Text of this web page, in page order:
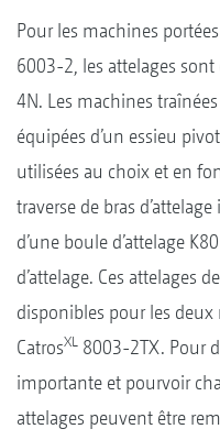
Pour les machines
6003-2, les attelages
4N. Les machines traînées
équipées d’un essieu
utilisées au choix et en
traverse de bras
d’une boule d’attelage
d’attelage. Ces attelages
disponibles pour les deux
CatrosXL 8003-2TX. Pour
importante et pourvoir
attelages peuvent être